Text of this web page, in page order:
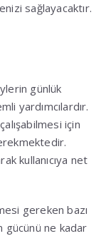
sağlayacaktır.
günlük
yardımcılardır.
için
kullanıcıya net
gereken bazı
gücünü ne kadar